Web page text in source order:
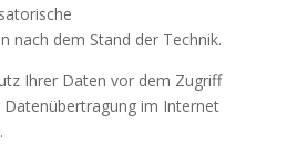
nach dem Stand der Technik.
Ihrer Daten vor dem Zugriff
im Internet